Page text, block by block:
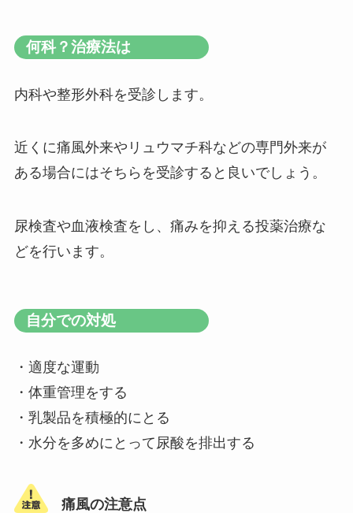
何科？治療法は
内科や整形外科を受診します。
近くに痛風外来やリュウマチ科などの専門外来が
ある場合にはそちらを受診すると良いでしょう。
尿検査や血液検査をし、痛みを抑える投薬治療な
どを行います。
自分での対処
・適度な運動
・体重管理をする
・乳製品を積極的にとる
・水分を多めにとって尿酸を排出する
痛風の注意点